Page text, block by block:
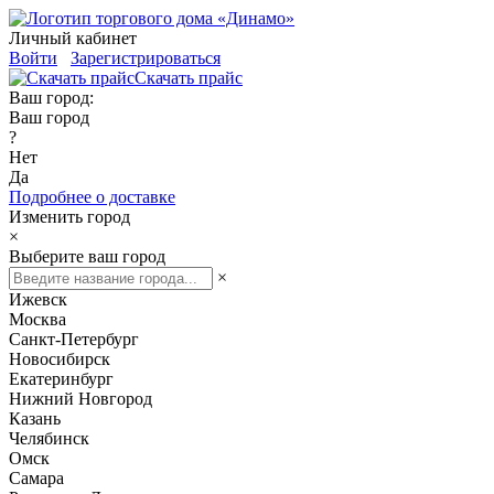
Личный кабинет
Войти
Зарегистрироваться
Скачать прайс
Ваш город:
Ваш город
?
Нет
Да
Подробнее о доставке
Изменить город
×
Выберите ваш город
×
Ижевск
Москва
Санкт-Петербург
Новосибирск
Екатеринбург
Нижний Новгород
Казань
Челябинск
Омск
Самара